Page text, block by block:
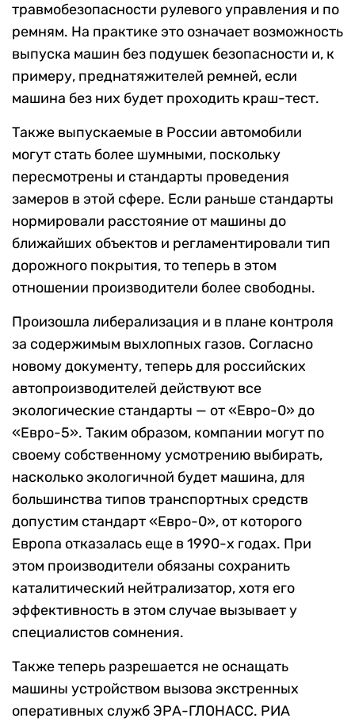
травмобезопасности рулевого управления и по
ремням. На практике это означает возможность
выпуска машин без подушек безопасности и, к
примеру, преднатяжителей ремней, если
машина без них будет проходить краш-тест.
Также выпускаемые в России автомобили
могут стать более шумными, поскольку
пересмотрены и стандарты проведения
замеров в этой сфере. Если раньше стандарты
нормировали расстояние от машины до
ближайших объектов и регламентировали тип
дорожного покрытия, то теперь в этом
отношении производители более свободны.
Произошла либерализация и в плане контроля
за содержимым выхлопных газов. Согласно
новому документу, теперь для российских
автопроизводителей действуют все
экологические стандарты — от «Евро-0» до
«Евро-5». Таким образом, компании могут по
своему собственному усмотрению выбирать,
насколько экологичной будет машина, для
большинства типов транспортных средств
допустим стандарт «Евро-0», от которого
Европа отказалась еще в 1990-х годах. При
этом производители обязаны сохранить
каталитический нейтрализатор, хотя его
эффективность в этом случае вызывает у
специалистов сомнения.
Также теперь разрешается не оснащать
машины устройством вызова экстренных
оперативных служб ЭРА-ГЛОНАСС. РИА